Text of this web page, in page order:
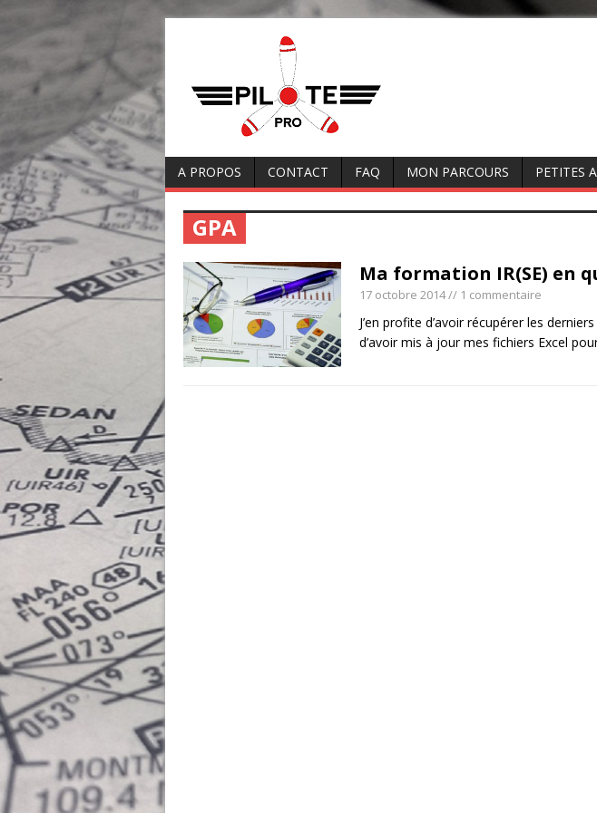
A PROPOS CONTACT FAQ MON PARCOURS PETITES
GPA
Ma formation IR(SE) en
17 octobre 2014// 1 commentaire
J’en profite d’avoir récupérer les
d’avoir mis à jour mes fichiers Excel